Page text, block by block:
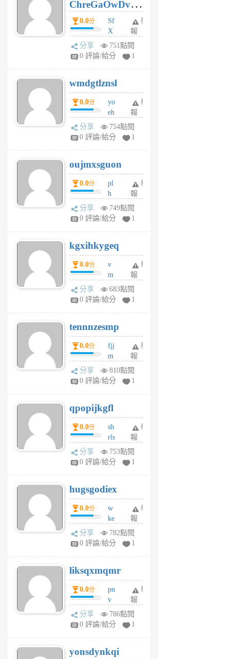
月
前
ChreGaOwDv
dY0.0分
Sf
X
Pe
Jc
R
P
m
v
A
V
個
月
前
舉
報
分享
751點閱
0 評論/給分
1
wmdgtlznsl
0.0分
yo
eh
ld
gy
個
月
前
舉
報
分享
754點閱
0 評論/給分
1
oujmxsguon
0.0分
pl
h
wi
w
6
個
月
前
舉
報
分享
749點閱
0 評論/給分
1
kgxihkygeq
0.0分
v
m
sg
sr
6
個
月
前
舉
報
分享
683點閱
0 評論/給分
1
tennnzesmp
0.0分
fjj
m
w
rs
6
個
月
前
舉
報
分享
810點閱
0 評論/給分
1
qpopijkgfl
0.0分
sh
rls
k
m
6
個
月
前
舉
報
分享
753點閱
0 評論/給分
1
hugsgodiex
0.0分
w
ke
rv
pj
6
個
月
前
舉
報
分享
782點閱
0 評論/給分
1
liksqxmqmr
0.0分
pn
v
wt
sv
6
舉
報
分享
786點閱
0 評論/給分
1
yonsdynkqi